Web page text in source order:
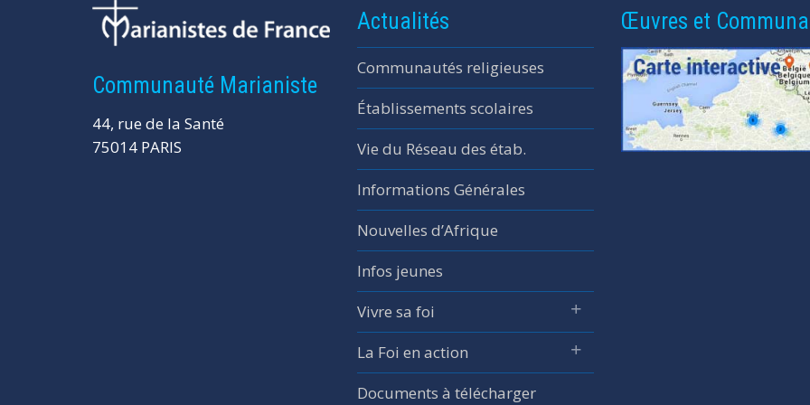
Communauté Marianiste
44, rue de la Santé
75014 PARIS
Actualités
Communautés religieuses
Établissements scolaires
Vie du Réseau des étab.
Informations Générales
Nouvelles d’Afrique
Infos jeunes
Vivre sa foi
La Foi en action
Documents à télécharger
Œuvres et